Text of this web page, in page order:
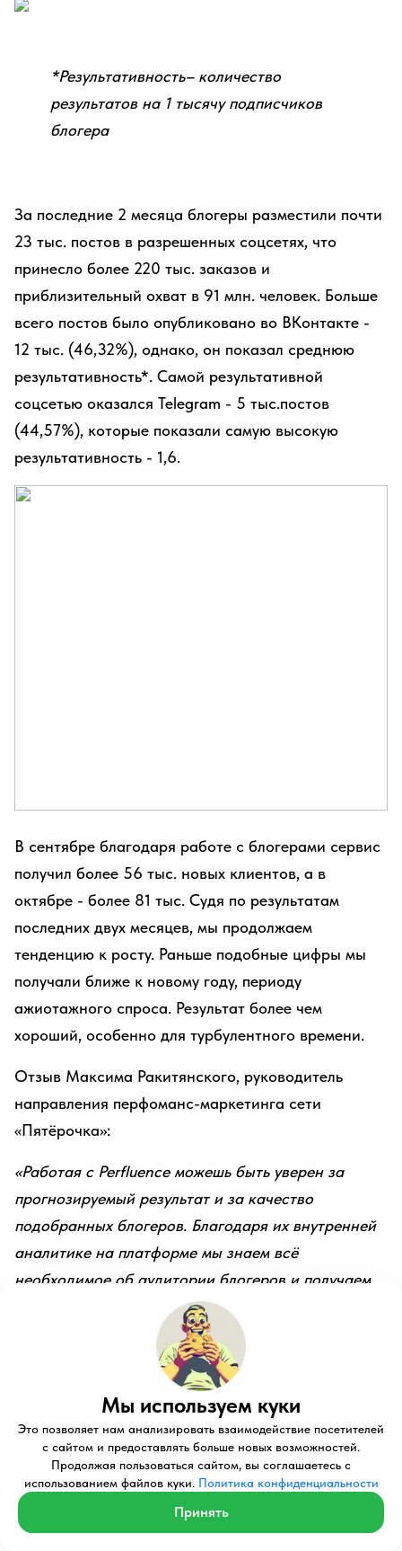
*Результативность– количество
результатов на 1 тысячу подписчиков
блогера
За последние 2 месяца блогеры разместили почти
23 тыс. постов в разрешенных соцсетях, что
принесло более 220 тыс. заказов и
приблизительный охват в 91 млн. человек. Больше
всего постов было опубликовано во ВКонтакте -
12 тыс. (46,32%), однако, он показал среднюю
результативность*. Самой результативной
соцсетью оказался Telegram - 5 тыс.постов
(44,57%), которые показали самую высокую
результативность - 1,6.
В сентябре благодаря работе с блогерами сервис
получил более 56 тыс. новых клиентов, а в
октябре - более 81 тыс. Судя по результатам
последних двух месяцев, мы продолжаем
тенденцию к росту. Раньше подобные цифры мы
получали ближе к новому году, периоду
ажиотажного спроса. Результат более чем
хороший, особенно для турбулентного времени.
Отзыв Максима Ракитянского, руководитель
направления перфоманс-маркетинга сети
«Пятёрочка»:
«Работая с Perfluence можешь быть уверен за
прогнозируемый результат и за качество
подобранных блогеров. Благодаря их внутренней
аналитике на платформе мы знаем всё
необходимое об аудитории блогеров и получаем
исчерпывающую статистику по проведенным
рекламным кампаниям.Очень нравится, что ребята
делятся своей экспертизой: у команды большой
опыт в e-com и ритейле, поэтому им всегда есть
что предложить. Почти за три года работы с ними
у нас сложилось полное доверие и мы видим
отличные результаты из месяца в месяц.
«Пятёрочка Доставка» — это классный и удобный
сервис, а благодаря Perfluence о нём узнали и
Мы используем куки
Это позволяет нам анализировать взаимодействие посетителей
с сайтом и предоставлять больше новых возможностей.
Продолжая пользоваться сайтом, вы соглашаетесь с
использованием файлов куки. Политика конфиденциальности
Принять